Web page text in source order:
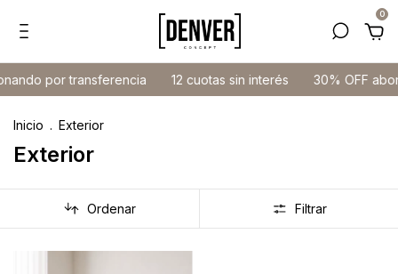
0
por transferencia 12 cuotas sin interés 30% OFF abonando
Inicio . Exterior
Exterior
Ordenar Filtrar